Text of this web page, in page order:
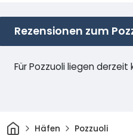
Rezensionen zum
Für Pozzuoli liegen
HeimHäfen Pozzuoli